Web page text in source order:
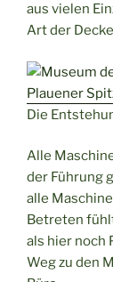
aus vielen
Art der
Die
Alle
der Führung
alle
Betreten
als hier noch
Weg zu den